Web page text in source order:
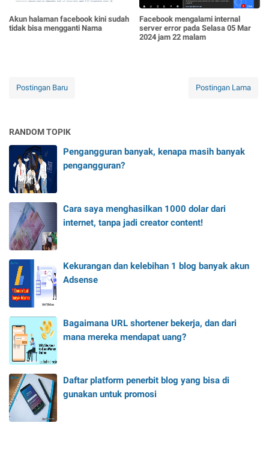
Akun halaman facebook kini sudah
tidak bisa mengganti Nama
Facebook mengalami internal
server error pada Selasa 05 Mar
2024 jam 22 malam
Postingan Baru Postingan Lama
RANDOM TOPIK
Pengangguran banyak, kenapa masih banyak
pengangguran?
Cara saya menghasilkan 1000 dolar dari
internet, tanpa jadi creator content!
Kekurangan dan kelebihan 1 blog banyak akun
Adsense
Bagaimana URL shortener bekerja, dan dari
mana mereka mendapat uang?
Daftar platform penerbit blog yang bisa di
gunakan untuk promosi